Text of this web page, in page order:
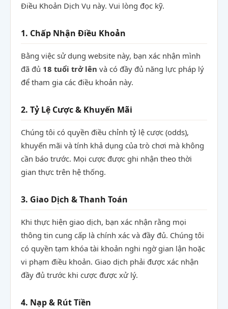
Điều Khoản Dịch Vụ này. Vui lòng đọc kỹ.
1. Chấp Nhận Điều Khoản
Bằng việc sử dụng website này, bạn xác nhận mình
đã đủ 18 tuổi trở lên và có đầy đủ năng lực pháp lý
để tham gia các điều khoản này.
2. Tỷ Lệ Cược & Khuyến Mãi
Chúng tôi có quyền điều chỉnh tỷ lệ cược (odds),
khuyến mãi và tính khả dụng của trò chơi mà không
cần báo trước. Mọi cược được ghi nhận theo thời
gian thực trên hệ thống.
3. Giao Dịch & Thanh Toán
Khi thực hiện giao dịch, bạn xác nhận rằng mọi
thông tin cung cấp là chính xác và đầy đủ. Chúng tôi
có quyền tạm khóa tài khoản nghi ngờ gian lận hoặc
vi phạm điều khoản. Giao dịch phải được xác nhận
đầy đủ trước khi cược được xử lý.
4. Nạp & Rút Tiền